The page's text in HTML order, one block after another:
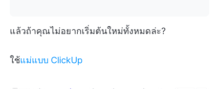
แล้วถ้าคุณไม่อยากเริ่มต้นใหม่ทั้งหมดล่ะ?
ใช้แม่แบบ ClickUp